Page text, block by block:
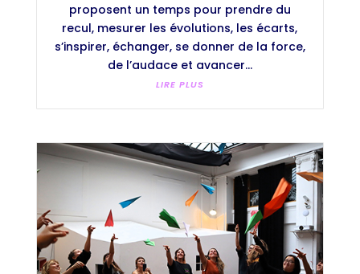
proposent un temps pour prendre du
recul, mesurer les évolutions, les écarts,
s’inspirer, échanger, se donner de la force,
de l’audace et avancer...
LIRE PLUS